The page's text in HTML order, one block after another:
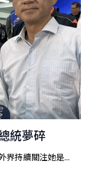
統夢碎
界持續關注她是...